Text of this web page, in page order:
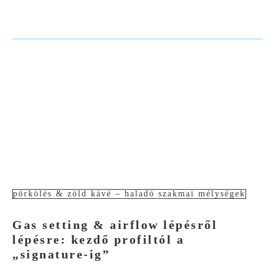
pörkölés & zöld kávé – haladó szakmai mélységek
Gas setting & airflow lépésről
lépésre: kezdő profiltól a
„signature-ig”